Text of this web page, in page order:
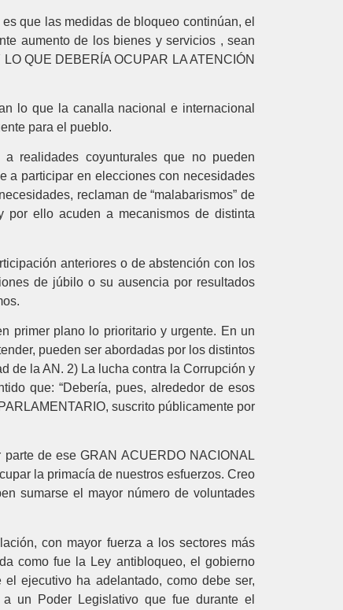
que las medidas de bloqueo continúan, el
aumento de los bienes y servicios , sean
QUE DEBERÍA OCUPAR LA ATENCIÓN
lo que la canalla nacional e internacional
para el pueblo.
realidades coyunturales que no pueden
a participar en elecciones con necesidades
reclaman de “malabarismos” de
ello acuden a mecanismos de distinta
anteriores o de abstención con los
de júbilo o su ausencia por resultados
primer plano lo prioritario y urgente. En un
pueden ser abordadas por los distintos
de la AN. 2) La lucha contra la Corrupción y
que: “Debería, pues, alrededor de esos
suscrito públicamente por
de ese GRAN ACUERDO NACIONAL
la primacía de nuestros esfuerzos. Creo
sumarse el mayor número de voluntades
con mayor fuerza a los sectores más
como fue la Ley antibloqueo, el gobierno
ejecutivo ha adelantado, como debe ser,
un Poder Legislativo que fue durante el